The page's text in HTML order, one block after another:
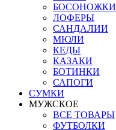
БОСОНОЖКИ
ЛОФЕРЫ
САНДАЛИИ
МЮЛИ
КЕДЫ
КАЗАКИ
БОТИНКИ
САПОГИ
СУМКИ
МУЖСКОЕ
ВСЕ ТОВАРЫ
ФУТБОЛКИ